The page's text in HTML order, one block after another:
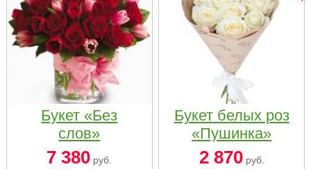
Букет «Без
слов»
7 380 руб.
Букет белых роз
«Пушинка»
2 870руб.